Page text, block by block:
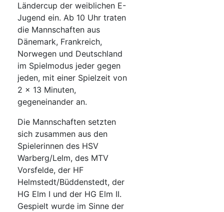
Ländercup der weiblichen E-
Jugend ein. Ab 10 Uhr traten
die Mannschaften aus
Dänemark, Frankreich,
Norwegen und Deutschland
im Spielmodus jeder gegen
jeden, mit einer Spielzeit von
2 x 13 Minuten,
gegeneinander an.
Die Mannschaften setzten
sich zusammen aus den
Spielerinnen des HSV
Warberg/Lelm, des MTV
Vorsfelde, der HF
Helmstedt/Büddenstedt, der
HG Elm I und der HG Elm II.
Gespielt wurde im Sinne der